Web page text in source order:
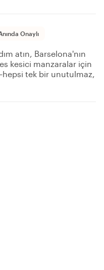
Onaylı
atın, Barselona'nın
kesici manzaralar için
tek bir unutulmaz,